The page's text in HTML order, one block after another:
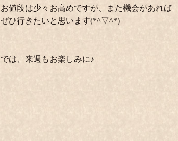
お値段は少々お高めですが、また機会があれば
ぜひ行きたいと思います(*^▽^*)
では、来週もお楽しみに♪